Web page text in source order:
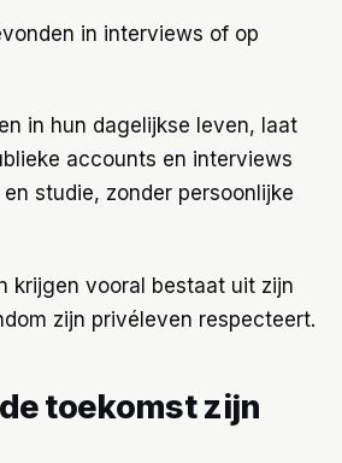
in interviews of op
in hun dagelijkse leven, laat
accounts en interviews
studie, zonder persoonlijke
krijgen vooral bestaat uit zijn
zijn privéleven respecteert.
toekomst zijn